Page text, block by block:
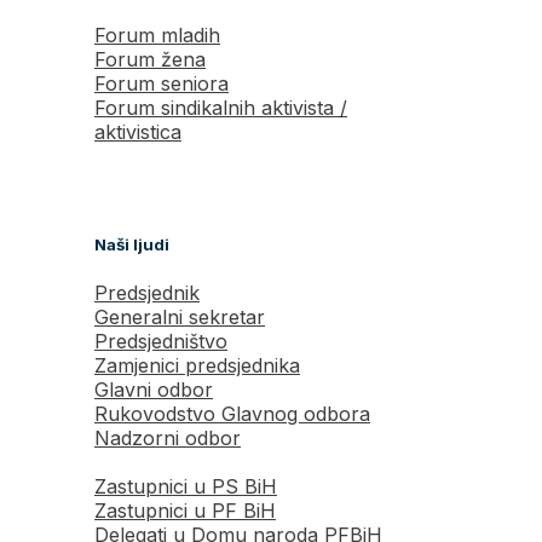
Forum mladih
Forum žena
Forum seniora
Forum sindikalnih aktivista /
aktivistica
Naši ljudi
Predsjednik
Generalni sekretar
Predsjedništvo
Zamjenici predsjednika
Glavni odbor
Rukovodstvo Glavnog odbora
Nadzorni odbor
Zastupnici u PS BiH
Zastupnici u PF BiH
Delegati u Domu naroda PFBiH